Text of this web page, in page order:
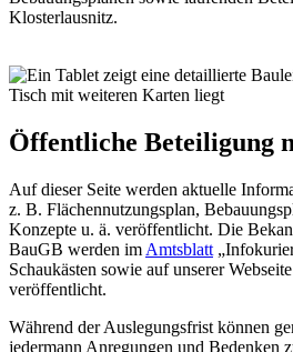
Klosterlausnitz.
Öffentliche Beteiligung
Auf dieser Seite werden aktuelle
z. B. Flächennutzungsplan,
Konzepte u. ä. veröffentlicht. Die
BauGB werden im Amtsblatt
Schaukästen sowie auf unserer
veröffentlicht.
Während der Auslegungsfrist können
jedermann Anregungen und Bedenken